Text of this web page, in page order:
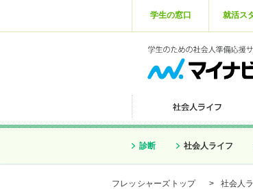
学生の窓口 就活ス
診断 社会人ライフ
フレッシャーズトップ > 社会人